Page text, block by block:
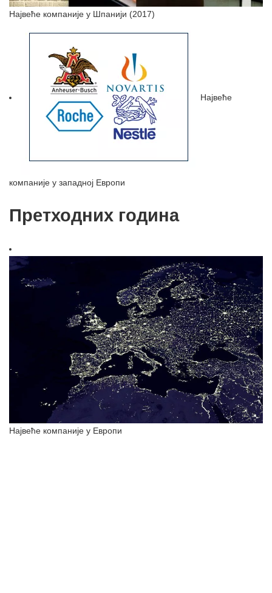
Највеће компаније у Шпанији (2017)
Највеће
компаније у западној Европи
Претходних година
Највеће компаније у Европи